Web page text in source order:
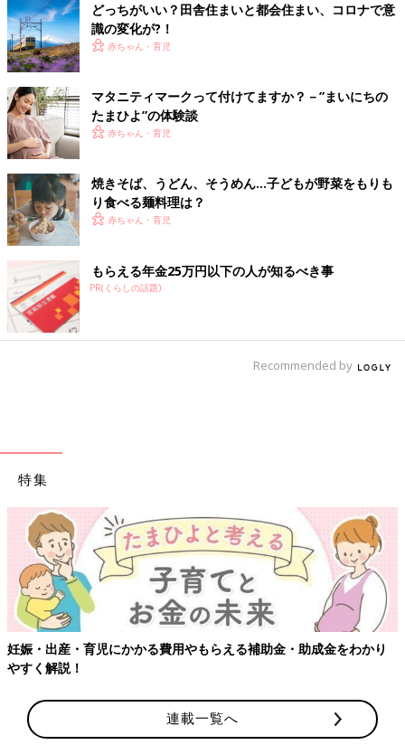
にみんなで収穫祭。
あ、ちなみに。私自身、結婚するまで「米」と「水」を「買う」
ということを知りませんでした。
ちょっと、カルチャーショックでした(笑)
お店は大きくて広くて並ばない！田舎なのに「東
京」･･･？
「ホームセンター」がやたら多い。そしてデカイ。コンビニの駐
車場がやたら広い。
「イオンまで10キロ」とかの看板。遠い！
たいていの飲食店は並ばなくてもOK。しまむらをよく見る。
店をよく見る。笑
たくさんの動物たちに出会えるのも田舎あるあるで
す
いまだに、野生のうさぎや、いたち、たぬき、イノシシがでま
す。
お墓参りに山奥にいくと、イノシシが、来た形跡とかもありま
す。
遭遇率高い！？イノシシに猿
通勤中に、イノシンに遭遇。
裏道を通れば、今度はイノシンの親子に遭遇。
いやいや、鹿も遭遇します！
どっちがいい？田舎住まいと都会住まい、コロナで意
識の変化が?！
赤ちゃん・育児
マタニティマークって付けてますか？－”まいにちの
たまひよ”の体験談
赤ちゃん・育児
焼きそば、うどん、そうめん…子どもが野菜をもりも
り食べる麺料理は？
赤ちゃん・育児
もらえる年金25万円以下の人が知るべき事
PR(くらしの話題)
Recommended by
特集
妊娠・出産・育児にかかる費用やもらえる補助金・助成金をわかり
やすく解説！
連載一覧へ